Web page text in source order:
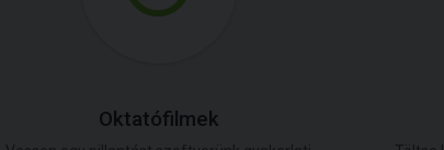
Oktatófilmek